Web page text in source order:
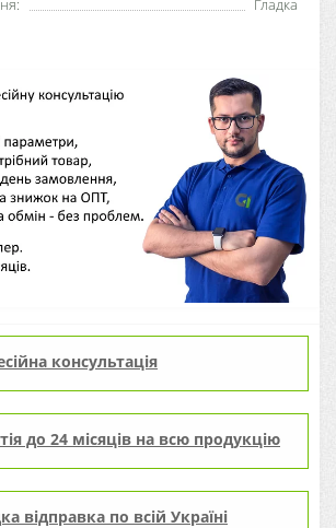
Гладка
консультація
до 24 місяців на всю продукцію
відправка по всій Україні